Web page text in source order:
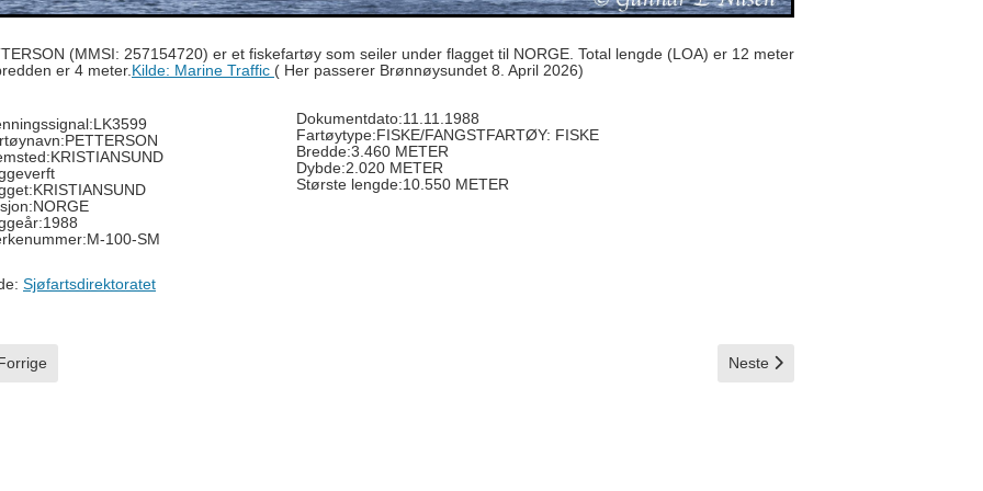
(MMSI: 257154720) er et fiskefartøy som seiler under flagget til NORGE. Total lengde (LOA) er 12 meter
er 4 meter. Kilde: Marine Traffic ( Her passerer Brønnøysundet 8. April 2026)
100-SM
Sjøfartsdirektoratet
Dokumentdato:11.11.1988
Fartøytype:FISKE/FANGSTFARTØY: FISKE
Bredde:3.460 METER
Dybde:2.020 METER
Største lengde:10.550 METER
artikkel: Ole Kristian Neste artikkel: Pløy
Neste